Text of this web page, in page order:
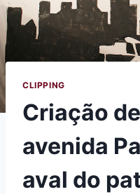
CLIPPING
Criação
avenida
aval do